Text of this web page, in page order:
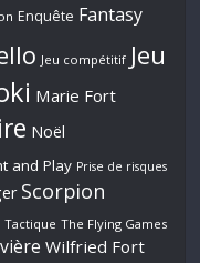
Enquête Fantasy
Jeu compétitif Jeu
Marie Fort
Noël
and Play Prise de risques
Scorpion
Tactique The Flying Games
Wilfried Fort